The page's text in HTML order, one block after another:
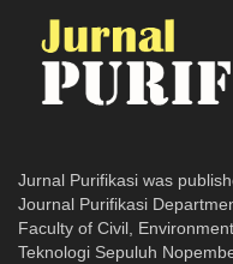
Jurnal Purifikasi was
Journal Purifikasi
Faculty of Civil,
Teknologi Sepuluh